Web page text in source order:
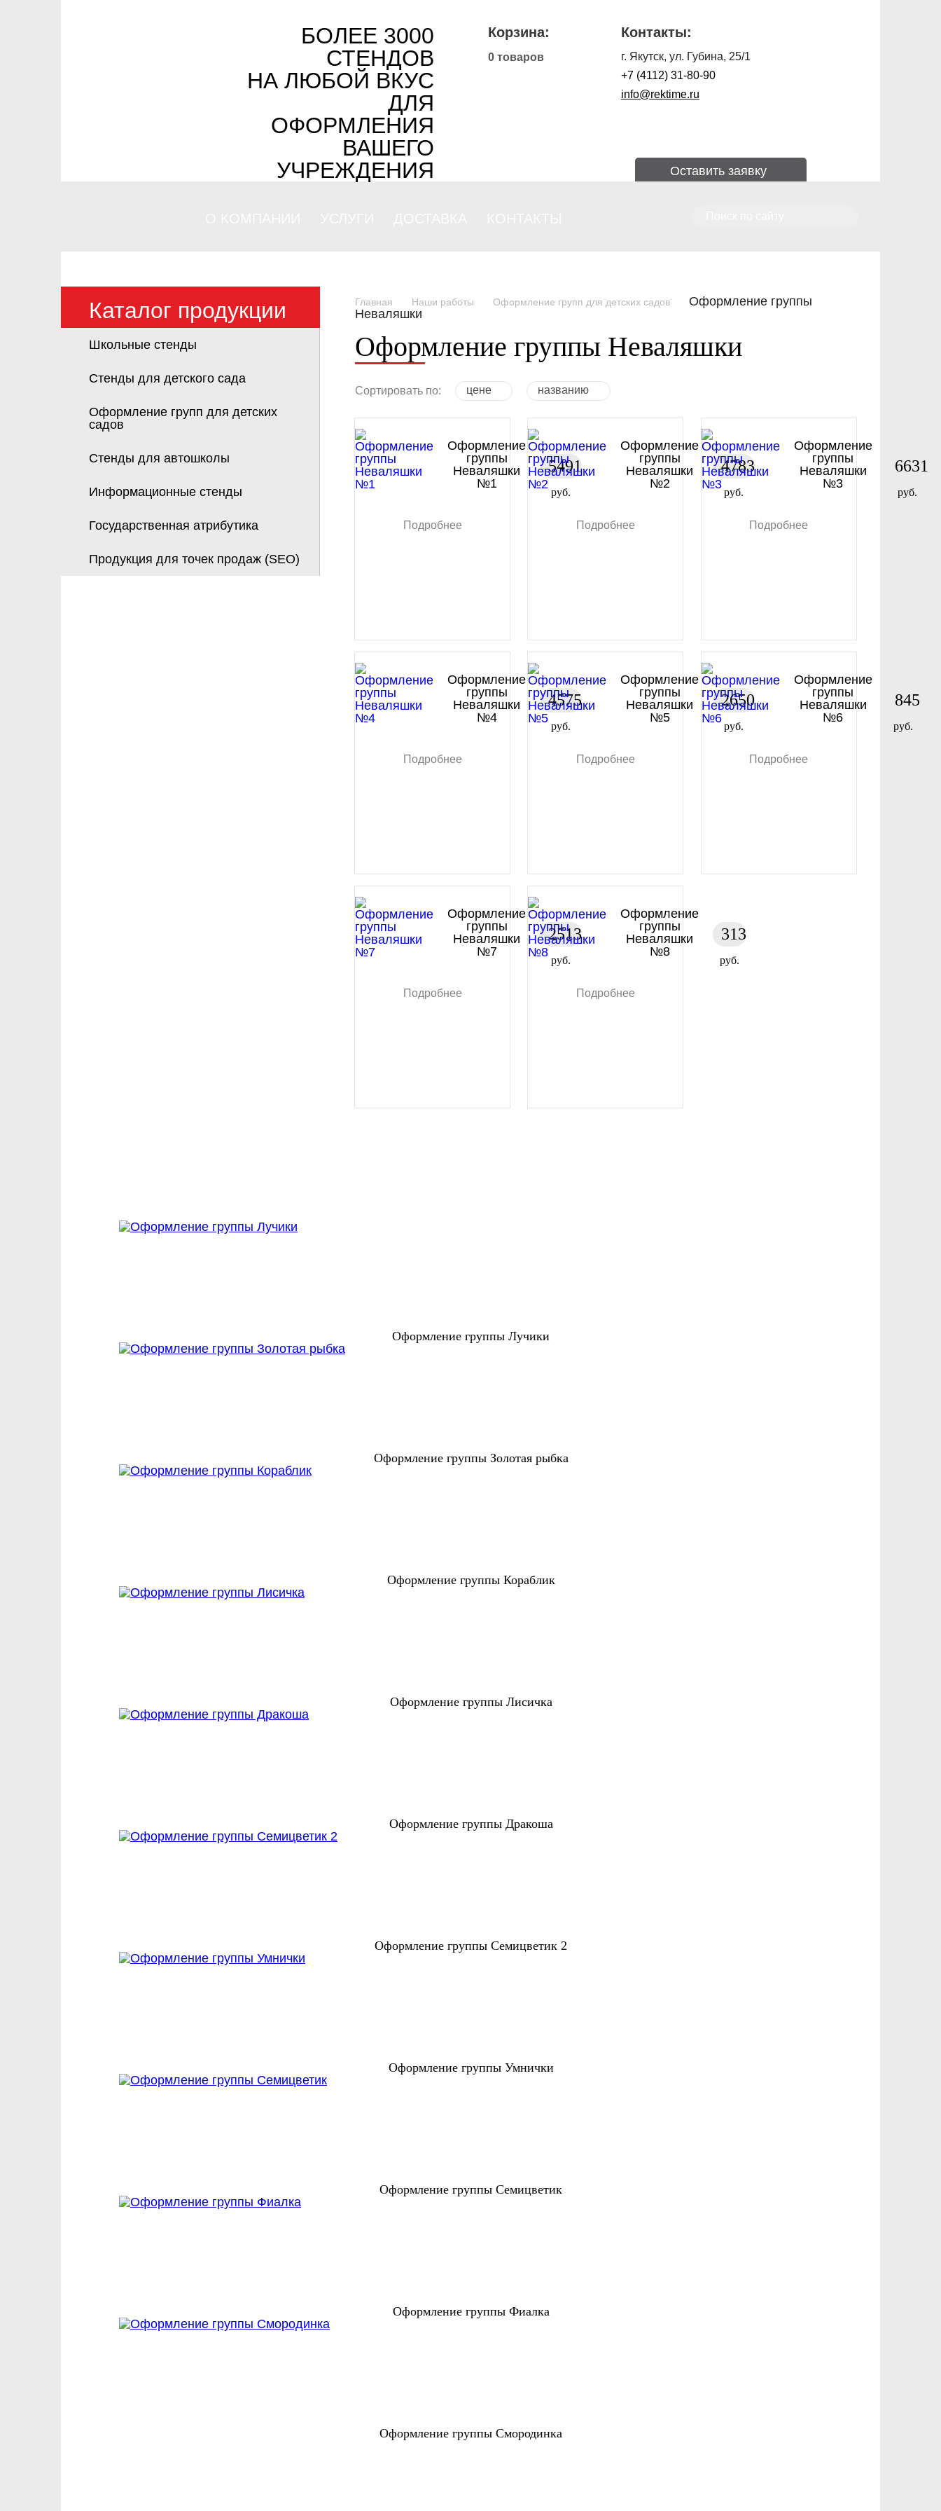
БОЛЕЕ 3000
СТЕНДОВ
НА ЛЮБОЙ ВКУС
ДЛЯ
ОФОРМЛЕНИЯ
ВАШЕГО
УЧРЕЖДЕНИЯ
Корзина:
0 товаров
Контакты:
г. Якутск, ул. Губина, 25/1
+7 (4112) 31-80-90
info@rektime.ru
Оставить заявку
Каталог продукции
Школьные стенды
Стенды для детского сада
Оформление групп для детских
садов
Стенды для автошколы
Информационные стенды
Государственная атрибутика
Продукция для точек продаж (SEO)
Главная Наши работы Оформление групп для детских садов
Оформление группы
Неваляшки
Оформление группы Неваляшки
Сортировать по: цене названию
Оформление
группы
Неваляшки
№1
5491
руб.
Подробнее
Оформление
группы
Неваляшки
№2
4783
руб.
Подробнее
Оформление
группы
Неваляшки
№3
6631
руб.
Подробнее
Оформление
группы
Неваляшки
№4
4575
руб.
Подробнее
Оформление
группы
Неваляшки
№5
2650
руб.
Подробнее
Оформление
группы
Неваляшки
№6
845
руб.
Подробнее
Оформление
группы
Неваляшки
№7
2513
руб.
Подробнее
Оформление
группы
Неваляшки
№8
313
руб.
Подробнее
Оформление группы Лучики
Оформление группы Золотая рыбка
Оформление группы Кораблик
Оформление группы Лисичка
Оформление группы Дракоша
Оформление группы Семицветик 2
Оформление группы Умнички
Оформление группы Семицветик
Оформление группы Фиалка
Оформление группы Смородинка